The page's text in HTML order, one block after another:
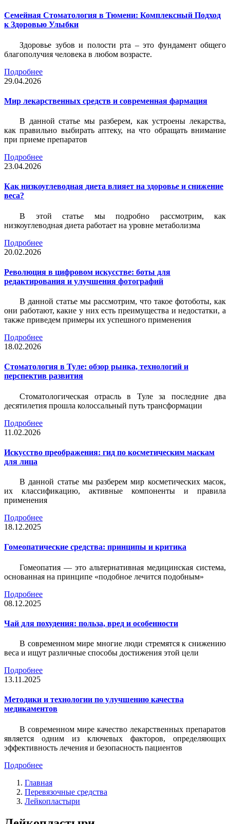
Семейная Стоматология в Тюмени: Комплексный Подход
к Здоровью Улыбки
Здоровье зубов и полости рта – это фундамент общего
благополучия человека в любом возрасте.
Подробнее
29.04.2026
Мир лекарственных средств и современная фармация
В данной статье мы разберем, как устроены лекарства,
как правильно выбирать аптеку, на что обращать внимание
при приеме препаратов
Подробнее
23.04.2026
Как низкоуглеводная диета влияет на здоровье и снижение
веса?
В этой статье мы подробно рассмотрим, как
низкоуглеводная диета работает на уровне метаболизма
Подробнее
20.02.2026
Революция в цифровом искусстве: боты для
редактирования и улучшения фотографий
В данной статье мы рассмотрим, что такое фотоботы, как
они работают, какие у них есть преимущества и недостатки, а
также приведем примеры их успешного применения
Подробнее
18.02.2026
Стоматология в Туле: обзор рынка, технологий и
перспектив развития
Стоматологическая отрасль в Туле за последние два
десятилетия прошла колоссальный путь трансформации
Подробнее
11.02.2026
Искусство преображения: гид по косметическим маскам
для лица
В данной статье мы разберем мир косметических масок,
их классификацию, активные компоненты и правила
применения
Подробнее
18.12.2025
Гомеопатические средства: принципы и критика
Гомеопатия — это альтернативная медицинская система,
основанная на принципе «подобное лечится подобным»
Подробнее
08.12.2025
Чай для похудения: польза, вред и особенности
В современном мире многие люди стремятся к снижению
веса и ищут различные способы достижения этой цели
Подробнее
13.11.2025
Методики и технологии по улучшению качества
медикаментов
В современном мире качество лекарственных препаратов
является одним из ключевых факторов, определяющих
эффективность лечения и безопасность пациентов
Подробнее
Главная
Перевязочные средства
Лейкопластыри